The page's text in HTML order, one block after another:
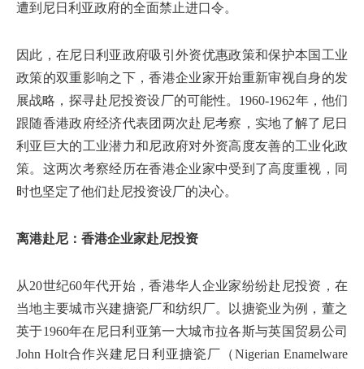
遭到尼日利亚政府的全面禁止进口令。
因此，在尼日利亚政府吸引外资优惠政策和保护本国工业
政策的双重影响之下，香港企业家开始重新审视自身的发
展战略，探寻赴尼投资设厂的可能性。1960-1962年，他们
跟随香港政府经济代表团两次赴尼考察，实地了解了尼日
利亚巨大的工业潜力和尼政府对外资高度友善的工业化政
策。这两次考察经历在香港企业家中受到了高度重视，同
时也坚定了他们赴尼投资设厂的决心。
离港赴尼：香港企业家赴尼投资
从20世纪60年代开始，香港华人企业家纷纷赴尼投资，在
当地主要城市兴建搪瓷厂和纺织厂。以搪瓷业为例，董之
英于1960年在尼日利亚第一大城市拉各斯与英国贸易公司
John Holt合作兴建尼日利亚搪瓷厂（Nigerian Enamelware